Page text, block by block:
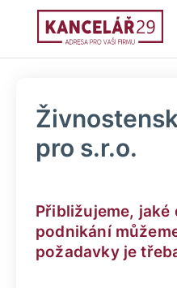
pro s.r.o.
Přibližujeme,
podnikání
požadavky je